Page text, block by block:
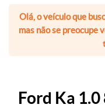
Olá, o veículo que
mas não se preocupe
Ford Ka